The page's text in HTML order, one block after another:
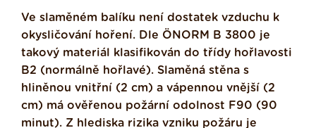
Ve slaměném balíku není dostatek vzduchu k
okysličování hoření. Dle ÖNORM B 3800 je
takový materiál klasifikován do třídy hořlavosti
B2 (normálně hořlavé). Slaměná stěna s
hliněnou vnitřní (2 cm) a vápennou vnější (2
cm) má ověřenou požární odolnost F90 (90
minut). Z hlediska rizika vzniku požáru je